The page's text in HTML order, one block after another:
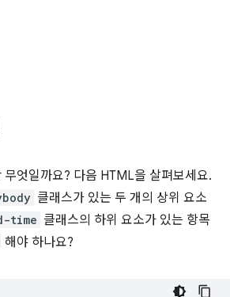
무엇일까요? 다음 HTML을 살펴보세요.
클래스가 있는 두 개의 상위 요소
time 클래스의 하위 요소가 있는 항목
해야 하나요?